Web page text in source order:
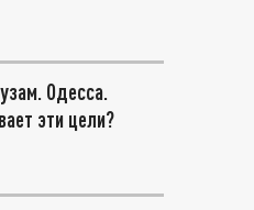
Одесса.
эти цели?